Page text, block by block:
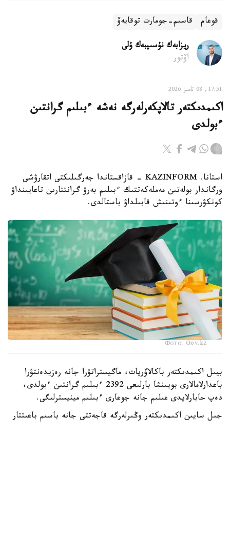
قوعام قاسىم-جومارت توقايەۆ
ريزابەك نۇسىپبەك ۇلى
اۆتور
17:51, 08 تامىز 2026
اكىمدىكتەر تالاپكەرلەرگە نەشە ءبىلىم گرانتىن
ءبولدى
استانا. KAZINFORM - قازاقستاندا جەرگىلىكتى اتقارۋشى
ورگاندار بولەتىن مەملەكەتتىك ءبىلىم بەرۋ گرانتتارىن تاعايىنداۋ
كونكۋرسىنا ءوتىنىش قابىلداۋ باستالدى.
Фото: Gov.kz
بيىل اكىمدىكتەر باكالاۆريات، ماگيستراتۋرا جانە رەزيدەنتۋرا
باعدارلامالارى بويىنشا بارلىعى 2392 ءبىلىم گرانتىن ءبولدى،
دەپ حابارلايدى عىلىم جانە جوعارى ءبىلىم مينيسترلىگى.
جىل سايىن اكىمدىكتەر وڭىرلەرگە قاجەتتى جانە باسىم باعىتتار